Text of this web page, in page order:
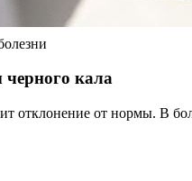
кала
отклонение от нормы. В